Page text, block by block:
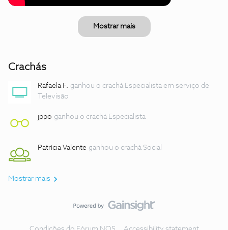
Mostrar mais
Crachás
Rafaela F. ganhou o crachá Especialista em serviço de
Televisão
jppo ganhou o crachá Especialista
Patrícia Valente ganhou o crachá Social
Mostrar mais